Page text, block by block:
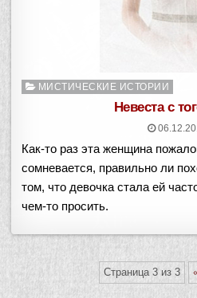
Опубликовано
МИСТИЧЕСКИЕ ИСТОРИИ
Невеста с
Как-то раз эта женщина
сомневается, правильно ли
том, что девочка стала ей
чем-то просить.
Страница 3 из 3